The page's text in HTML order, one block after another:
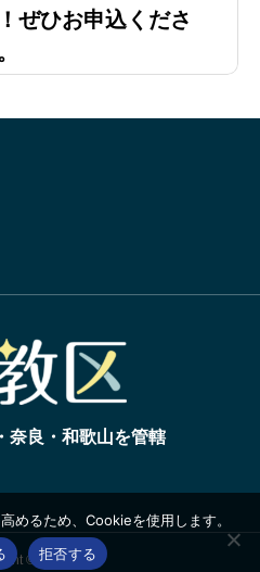
ぜひお申込くださ
奈良・和歌山を管轄
© 2024
めるため、Cookieを使用します。
拒否する